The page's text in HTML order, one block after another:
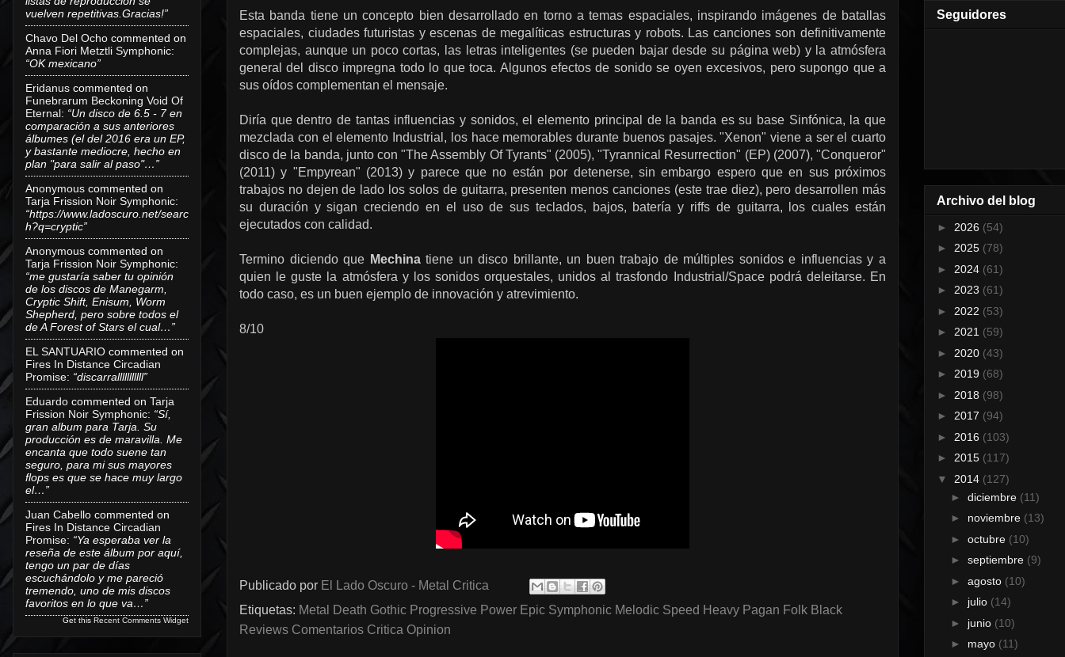
Esta banda tiene un concepto bien desarrollado en torno a temas espaciales, inspirando imágenes de batallas
espaciales, ciudades futuristas y escenas de megalíticas estructuras y robots. Las canciones son definitivamente
complejas, aunque un poco cortas, las letras inteligentes (se pueden bajar desde su página web) y la atmósfera
general del disco impregna todo lo que toca. Algunos efectos de sonido se oyen excesivos, pero supongo que a
sus oídos complementan el mensaje.
Diría que dentro de tantas influencias y sonidos, el elemento principal de la banda es su base Sinfónica, la que
mezclada con el elemento Industrial, los hace memorables durante buenos pasajes. "Xenon" viene a ser el cuarto
disco de la banda, junto con "The Assembly Of Tyrants" (2005), "Tyrannical Resurrection" (EP) (2007), "Conqueror"
(2011) y "Empyrean" (2013) y parece que no están por detenerse, sin embargo espero que en sus próximos
trabajos no dejen de lado los solos de guitarra, presenten menos canciones (este trae diez), pero desarrollen más
su duración y sigan creciendo en el uso de sus teclados, bajos, batería y riffs de guitarra, los cuales están
ejecutados con calidad.
Termino diciendo que Mechinatiene un disco brillante, un buen trabajo de múltiples sonidos e influencias y a
quien le guste la atmósfera y los sonidos orquestales, unidos al trasfondo Industrial/Space podrá deleitarse. En
todo caso, es un buen ejemplo de innovación y atrevimiento.
8/10
Publicado por El Lado Oscuro - Metal Critica
Etiquetas: Metal Death Gothic Progressive Power Epic Symphonic Melodic Speed Heavy Pagan Folk Black
Reviews Comentarios Critica Opinion
vuelven repetitivas.Gracias!”
Chavo Del Ocho commented on
Anna Fiori Metztli Symphonic:
“OK mexicano”
Eridanus commented on
Funebrarum Beckoning Void Of
Eternal: “Un disco de 6.5 - 7 en
comparación a sus anteriores
álbumes (el del 2016 era un EP,
y bastante mediocre, hecho en
plan "para salir al paso"…”
Anonymous commented on
Tarja Frission Noir Symphonic:
“https://www.ladoscuro.net/searc
h?q=cryptic”
Anonymous commented on
Tarja Frission Noir Symphonic:
“me gustaría saber tu opinión
de los discos de Manegarm,
Cryptic Shift, Enisum, Worm
Shepherd, pero sobre todos el
de A Forest of Stars el cual…”
EL SANTUARIO commented on
Fires In Distance Circadian
Promise: “discarralllllllllll”
Eduardo commented on Tarja
Frission Noir Symphonic: “Sí,
gran album para Tarja. Su
producción es de maravilla. Me
encanta que todo suene tan
seguro, para mi sus mayores
flops es que se hace muy largo
el…”
Juan Cabello commented on
Fires In Distance Circadian
Promise: “Ya esperaba ver la
reseña de este álbum por aquí,
tengo un par de días
escuchándolo y me pareció
tremendo, uno de mis discos
favoritos en lo que va…”
Get this Recent Comments Widget
Seguidores
Archivo del blog
► 2026 (54)
► 2025 (78)
► 2024 (61)
► 2023 (61)
► 2022 (53)
► 2021 (59)
► 2020 (43)
► 2019 (68)
► 2018 (98)
► 2017 (94)
► 2016 (103)
► 2015 (117)
▼ 2014 (127)
► diciembre (11)
► noviembre (13)
► octubre (10)
► septiembre (9)
► agosto (10)
► julio (14)
► junio (10)
► mayo (11)